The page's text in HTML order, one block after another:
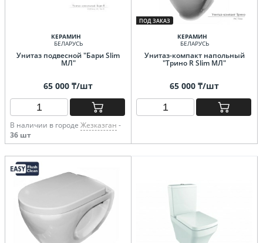
КЕРАМИН
БЕЛАРУСЬ
Унитаз подвесной "Бари Slim
МЛ"
65 000 ₸/шт
В наличии в городе Жезказган -
36 шт
ПОД ЗАКАЗ
КЕРАМИН
БЕЛАРУСЬ
Унитаз-компакт напольный
"Трино R Slim МЛ"
65 000 ₸/шт